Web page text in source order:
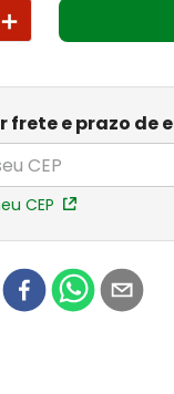
＋
frete e prazo de
CEP